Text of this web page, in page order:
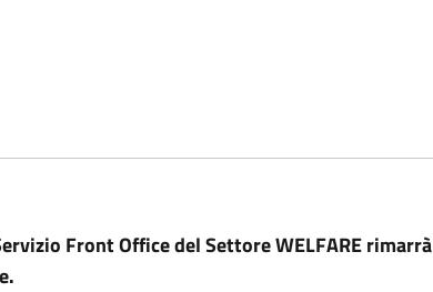
Front Office del Settore WELFARE rimarrà